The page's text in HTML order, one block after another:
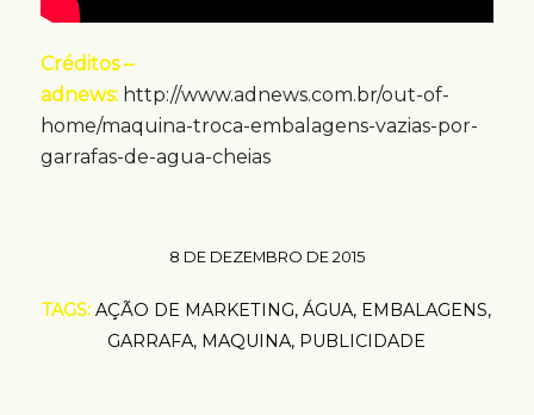
Créditos –
adnews: http://www.adnews.com.br/out-of-
home/maquina-troca-embalagens-vazias-por-
garrafas-de-agua-cheias
8 DE DEZEMBRO DE 2015
TAGS: AÇÃO DE MARKETING,ÁGUA, EMBALAGENS,
GARRAFA, MAQUINA, PUBLICIDADE